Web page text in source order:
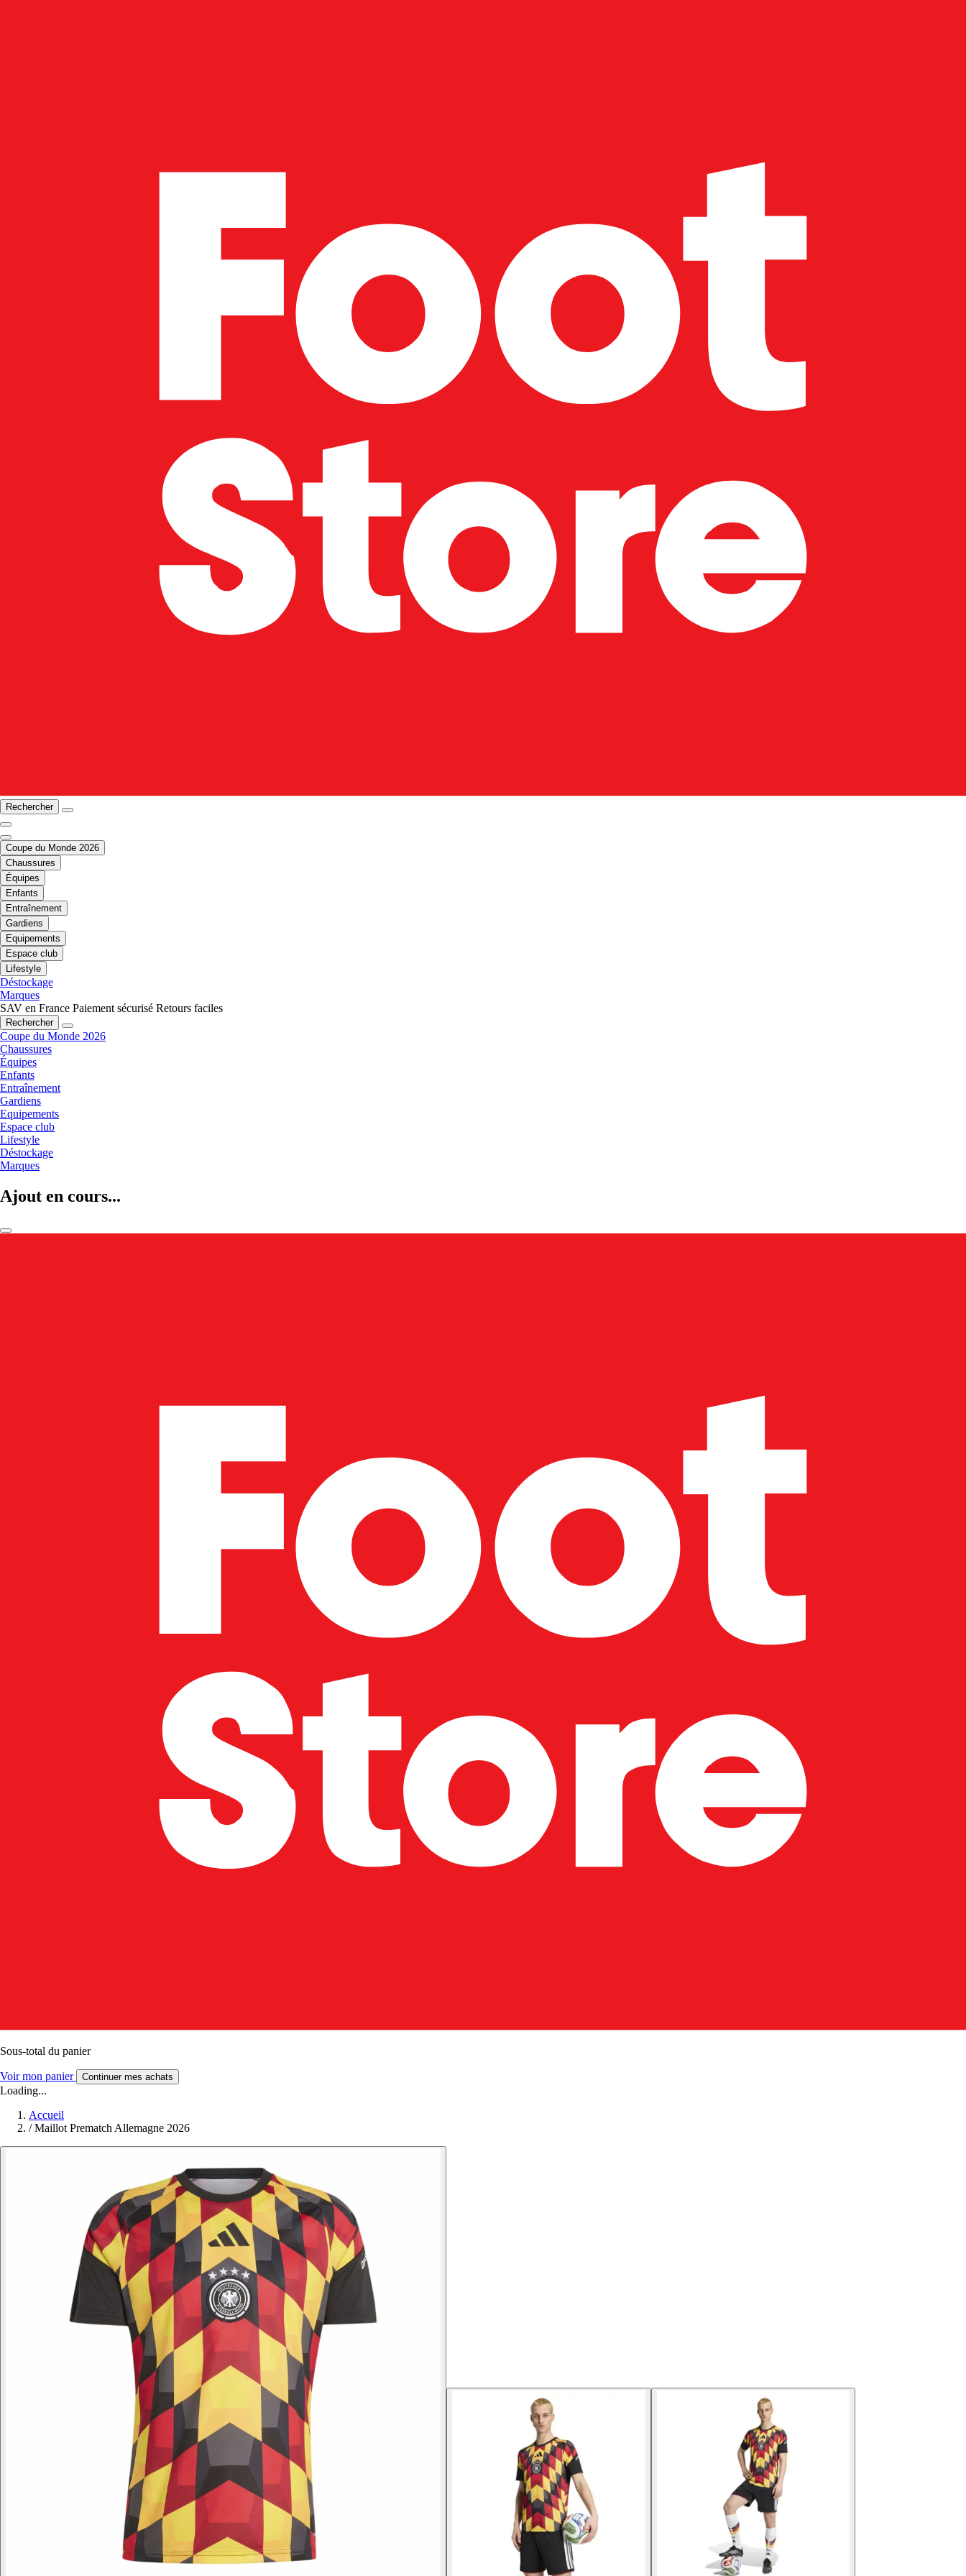
Rechercher
Coupe du Monde 2026
Chaussures
Équipes
Enfants
Entraînement
Gardiens
Equipements
Espace club
Lifestyle
Déstockage
Marques
SAV en France Paiement sécurisé Retours faciles
Rechercher
Coupe du Monde 2026
Chaussures
Équipes
Enfants
Entraînement
Gardiens
Equipements
Espace club
Lifestyle
Déstockage
Marques
Ajout en cours...
Sous-total du panier
Voir mon panier Continuer mes achats
Loading...
Accueil
/ Maillot Prematch Allemagne 2026